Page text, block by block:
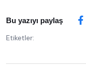
Bu yazıyı paylaş
Etiketler: